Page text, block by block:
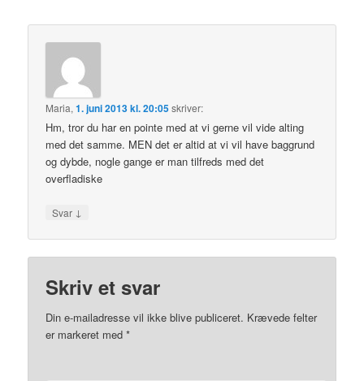
Maria,1. juni 2013 kl. 20:05skriver:
Hm, tror du har en pointe med at vi gerne vil vide alting
med det samme. MEN det er altid at vi vil have baggrund
og dybde, nogle gange er man tilfreds med det
overfladiske
Svar ↓
Skriv et svar
Din e-mailadresse vil ikke blive publiceret. Krævede felter
er markeret med*